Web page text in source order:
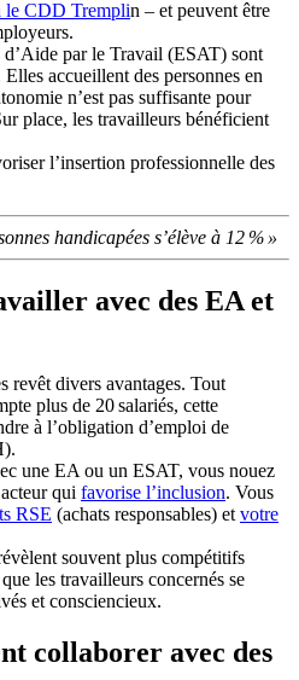
le CDD Tremplin – et peuvent être
d’Aide par le Travail (ESAT) sont
accueillent des personnes en
n’est pas suffisante pour
place, les travailleurs bénéficient
l’insertion professionnelle des
handicapées s’élève à 12 % »
avec des EA et
revêt divers avantages. Tout
plus de 20 salariés, cette
à l’obligation d’emploi de
une EA ou un ESAT, vous nouez
qui favorise l’inclusion. Vous
RSE (achats responsables) etvotre
souvent plus compétitifs
les travailleurs concernés se
et consciencieux.
collaborer avec des